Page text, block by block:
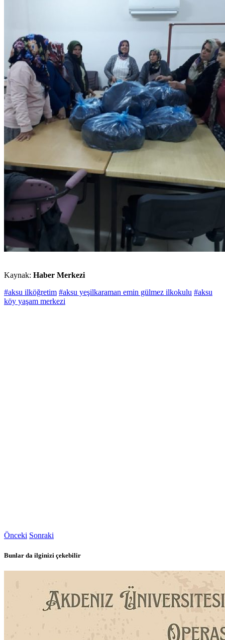
Kaynak: Haber Merkezi
#aksu ilköğretim #aksu yeşilkaraman emin gülmez ilkokulu #aksu
köy yaşam merkezi
Önceki Sonraki
Bunlar da ilginizi çekebilir